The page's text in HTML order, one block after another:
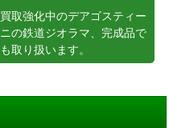
買取強化中のデアゴスティー
ニの鉄道ジオラマ、完成品で
も取り扱います。